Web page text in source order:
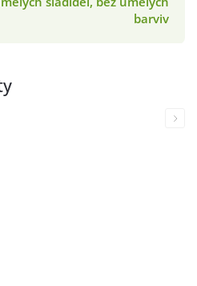
barviv
Next